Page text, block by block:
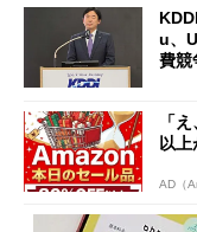
u、
費競
「
以
AD（